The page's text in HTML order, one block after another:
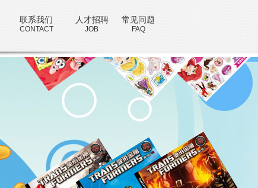
联系我们
CONTACT
人才招聘
JOB
常见问题
FAQ